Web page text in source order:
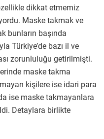
dikkat etmemiz
Maske takmak ve
bunların başında
Türkiye’de bazı il ve
zorunluluğu getirilmişti.
maske takma
kişilere ise idari para
ise maske takmayanlara
Detaylara birlikte